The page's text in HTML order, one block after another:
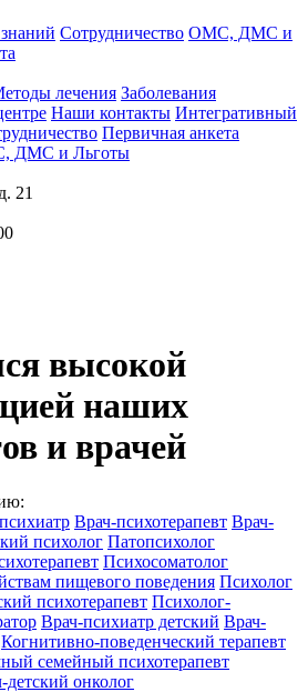
Сотрудничество ОМС, ДМС и
лечения Заболевания
Наши контакты Интегративный
Первичная анкета
ДМС и Льготы
21
высокой
наших
и врачей
Врач-психотерапевт Врач-
психолог Патопсихолог
Психосоматолог
пищевого поведения Психолог
психотерапевт Психолог-
Врач-психиатр детский Врач-
Когнитивно-поведенческий терапевт
семейный психотерапевт
детский онколог